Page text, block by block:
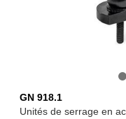
GN 918.1
Unités de serrage en